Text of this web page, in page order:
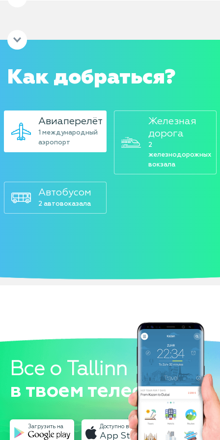
Как добраться?
Авиаперелёт
1 международный
аэропорт
Железная
дорога
2
железнодорожных
вокзала
Автобусом
2 автовоказала
Все о Tallinn
в твоем телефоне!
Загрузить на Доступно в
App Store